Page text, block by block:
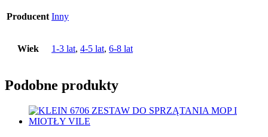
Producent Inny
Wiek 1-3 lat, 4-5 lat, 6-8 lat
Podobne produkty